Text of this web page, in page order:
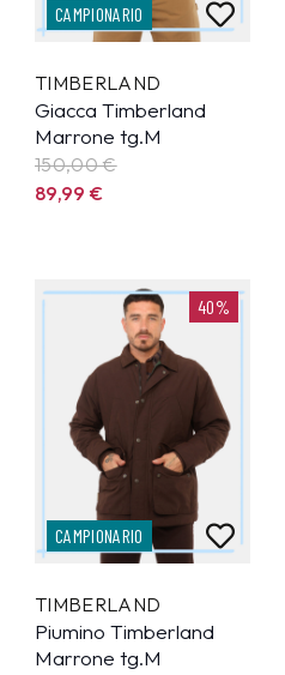
CAMPIONARIO
TIMBERLAND
Giacca Timberland
Marrone tg.M
150,00 €
89,99€
40%
CAMPIONARIO
TIMBERLAND
Piumino Timberland
Marrone tg.M